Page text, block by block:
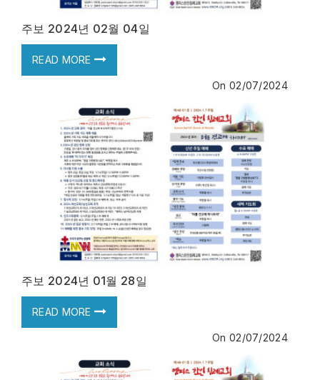
주보 2024년 02월 04일
READ MORE
On 02/07/2024
주보 2024년 01월 28일
READ MORE
On 02/07/2024